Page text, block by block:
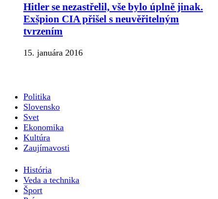
Hitler se nezastřelil, vše bylo úplně jinak.
Exšpion CIA přišel s neuvěřitelným
tvrzením
15. januára 2016
Politika
Slovensko
Svet
Ekonomika
Kultúra
Zaujímavosti
História
Veda a technika
Šport